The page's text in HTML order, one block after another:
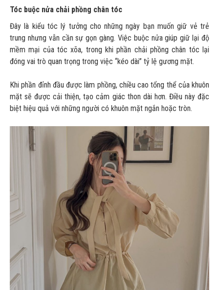
Tóc buộc nửa chải phồng chân tóc
Đây là kiểu tóc lý tưởng cho những ngày bạn muốn giữ vẻ trẻ
trung nhưng vẫn cần sự gọn gàng. Việc buộc nửa giúp giữ lại độ
mềm mại của tóc xõa, trong khi phần chải phồng chân tóc lại
đóng vai trò quan trọng trong việc “kéo dài” tỷ lệ gương mặt.
Khi phần đỉnh đầu được làm phồng, chiều cao tổng thể của khuôn
mặt sẽ được cải thiện, tạo cảm giác thon dài hơn. Điều này đặc
biệt hiệu quả với những người có khuôn mặt ngắn hoặc tròn.